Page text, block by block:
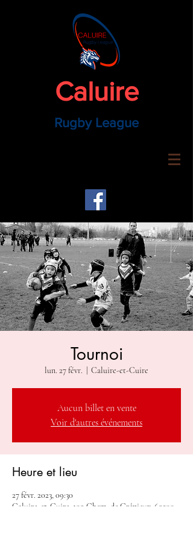
Caluire
Rugby League
Tournoi
lun. 27 févr. Caluire-et-Cuire
Aucun billet en vente
Voir d'autres événements
Heure et lieu
27 févr. 2023, 09:30
Caluire-et-Cuire, 109 Chem. de Crépieux, 69300